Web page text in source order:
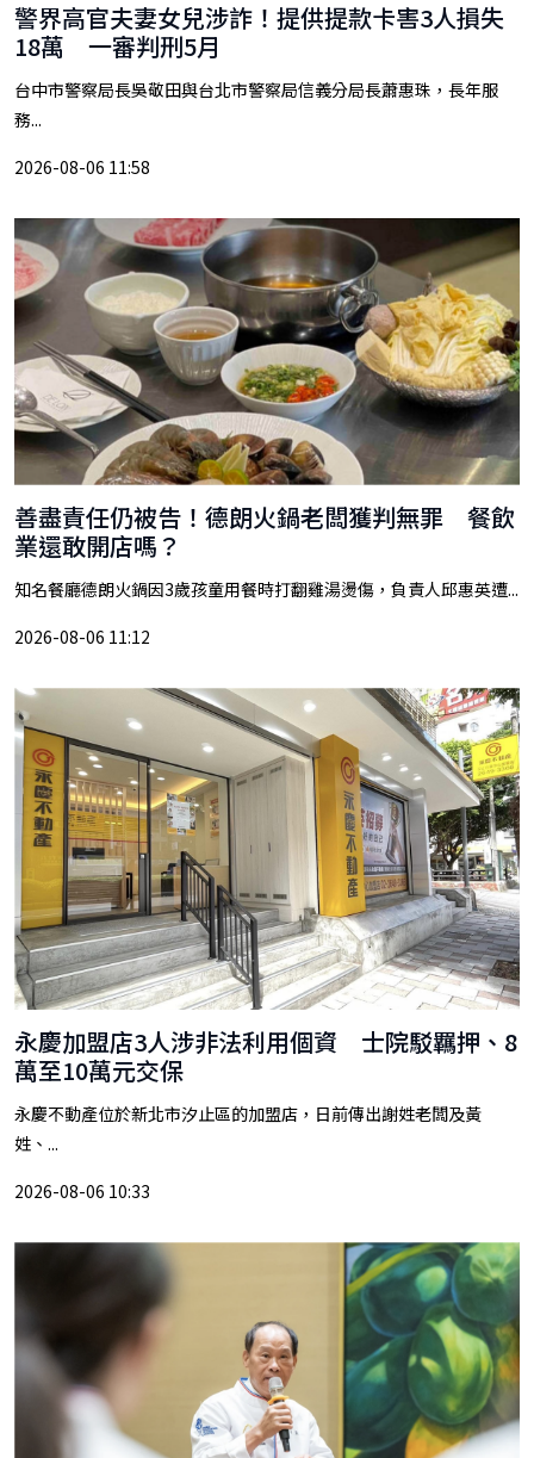
警界高官夫妻女兒涉詐！提供提款卡害3人損失
18萬 一審判刑5月
台中市警察局長吳敬田與台北市警察局信義分局長蕭惠珠，長年服
務...
2026-08-06 11:58
善盡責任仍被告！德朗火鍋老闆獲判無罪 餐飲
業還敢開店嗎？
知名餐廳德朗火鍋因3歲孩童用餐時打翻雞湯燙傷，負責人邱惠英遭...
2026-08-06 11:12
永慶加盟店3人涉非法利用個資 士院駁羈押、8
萬至10萬元交保
永慶不動產位於新北市汐止區的加盟店，日前傳出謝姓老闆及黃
姓、...
2026-08-06 10:33